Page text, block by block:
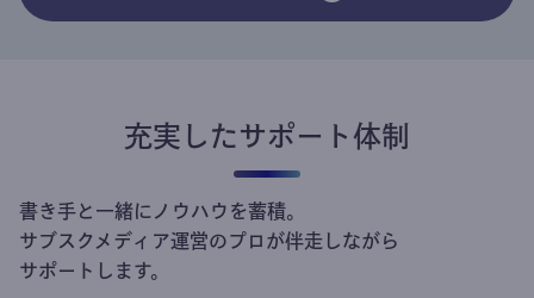
充実したサポート体制
書き手と一緒にノウハウを蓄積。
サブスクメディア運営のプロが伴走しながら
サポートします。